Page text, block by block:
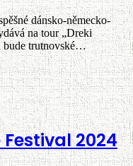
dánsko-německo-
na tour „Dreki
bude trutnovské…
2024